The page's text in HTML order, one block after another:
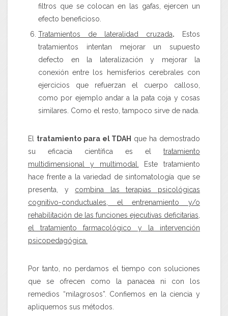
filtros que se colocan en las gafas, ejercen un
efecto beneficioso.
Tratamientos de lateralidad cruzada. Estos
tratamientos intentan mejorar un supuesto
defecto en la lateralización y mejorar la
conexión entre los hemisferios cerebrales con
ejercicios que refuerzan el cuerpo calloso,
como por ejemplo andar a la pata coja y cosas
similares. Como el resto, tampoco sirve de nada.
El tratamiento para el TDAH que ha demostrado
su eficacia científica es el tratamiento
multidimensional y multimodal.
Este tratamiento
hace frente a la variedad de sintomatología que se
presenta, y combina las terapias psicológicas
cognitivo-conductuales, el entrenamiento y/o
rehabilitación de las funciones ejecutivas deficitarias,
el tratamiento farmacológico y la intervención
psicopedagógica.
Por tanto, no perdamos el tiempo con soluciones
que se ofrecen como la panacea ni con los
remedios “milagrosos”. Confiemos en la ciencia y
apliquemos sus métodos.